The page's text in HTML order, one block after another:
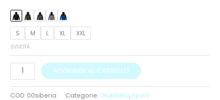
S M L XL XXL
SVUOTA
AGGIUNGI AL CARRELLO
COD: 00siberia Categorie: Giubbino, Sport